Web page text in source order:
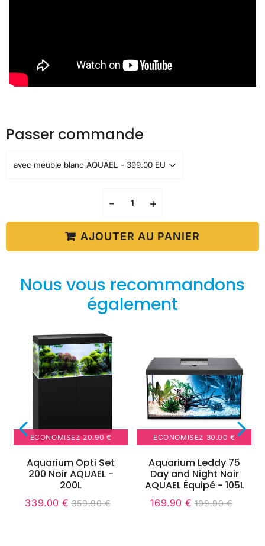
Passer commande
- +
AJOUTER AU PANIER
Nous vous recommandons
également
ECONOMISEZ20.90 €
Aquarium Opti Set
200 Noir AQUAEL -
200L
Prix
339.00 € 339.00
Prix
359.90 €359.90
ECONOMISEZ 30.00 €
Aquarium Leddy 75
Day and Night Noir
AQUAEL Équipé - 105L
Prix
169.90 € 169.90
Prix
199.90 €199.90